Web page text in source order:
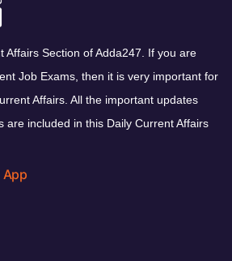
Affairs Section of Adda247. If you are
Job Exams, then it is very important for
Affairs. All the important updates
are included in this Daily Current Affairs